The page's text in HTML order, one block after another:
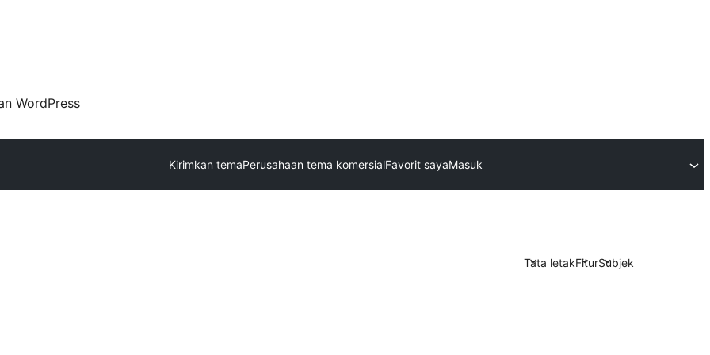
WordPress
Kirimkan temaPerusahaan tema komersialFavorit sayaMasuk
Tata letakFiturSubjek